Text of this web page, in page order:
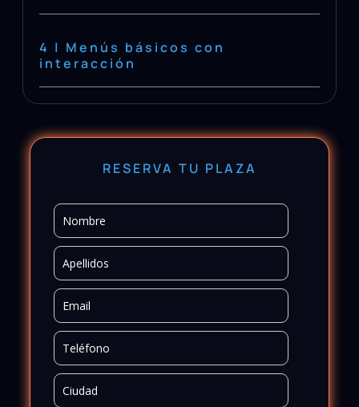
4 | Menús básicos con
interacción
RESERVA TU PLAZA